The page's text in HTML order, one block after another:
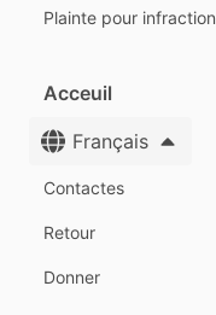
Plainte pour infraction
Acceuil
Français
Contactes
Retour
Donner